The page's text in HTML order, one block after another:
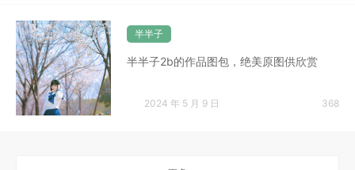
半半子
半半子2b的作品图包，绝美原图供欣赏
2024 年 5 月 9 日 368